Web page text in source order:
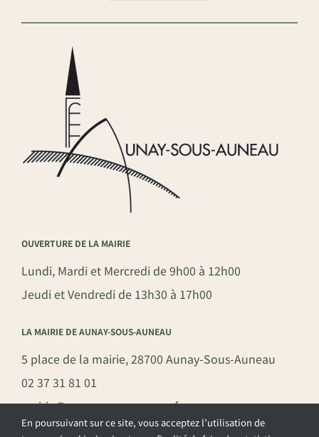
OUVERTURE DE LA MAIRIE
Lundi, Mardi et Mercredi de 9h00 à 12h00
Jeudi et Vendredi de 13h30 à 17h00
LA MAIRIE DE AUNAY-SOUS-AUNEAU
5 place de la mairie, 28700 Aunay-Sous-Auneau
02 37 31 81 01
mairie@aunay-sous-auneau.fr
En poursuivant sur ce site, vous acceptez l’utilisation de